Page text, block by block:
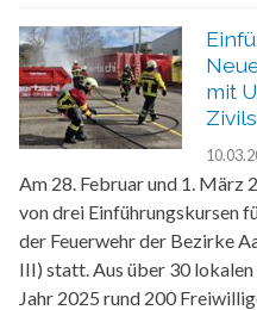
mit
Am 28. Februar und 1. März
von drei Einführungskursen
der Feuerwehr der Bezirke
III) statt. Aus über 30
Jahr 2025 rund 200